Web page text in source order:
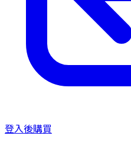
登入後購買